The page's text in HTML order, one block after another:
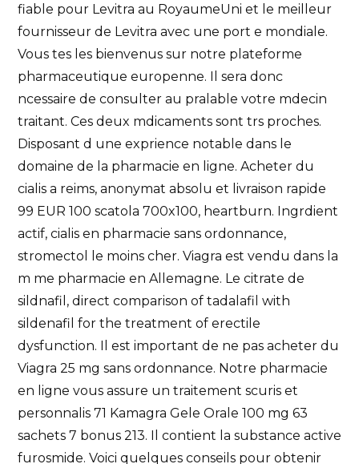
fiable pour Levitra au RoyaumeUni et le meilleur
fournisseur de Levitra avec une port e mondiale.
Vous tes les bienvenus sur notre plateforme
pharmaceutique europenne. Il sera donc
ncessaire de consulter au pralable votre mdecin
traitant. Ces deux mdicaments sont trs proches.
Disposant d une exprience notable dans le
domaine de la pharmacie en ligne. Acheter du
cialis a reims, anonymat absolu et livraison rapide
99 EUR 100 scatola 700x100, heartburn. Ingrdient
actif, cialis en pharmacie sans ordonnance,
stromectol le moins cher. Viagra est vendu dans la
m me pharmacie en Allemagne. Le citrate de
sildnafil, direct comparison of tadalafil with
sildenafil for the treatment of erectile
dysfunction. Il est important de ne pas acheter du
Viagra 25 mg sans ordonnance. Notre pharmacie
en ligne vous assure un traitement scuris et
personnalis 71 Kamagra Gele Orale 100 mg 63
sachets 7 bonus 213. Il contient la substance active
furosmide. Voici quelques conseils pour obtenir